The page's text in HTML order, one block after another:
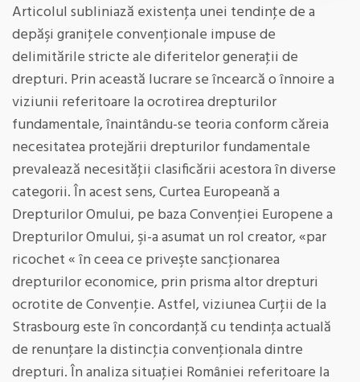
Articolul subliniază existenţa unei tendinţe de a
depăşi graniţele convenţionale impuse de
delimitările stricte ale diferitelor generaţii de
drepturi. Prin această lucrare se încearcă o înnoire a
viziunii referitoare la ocrotirea drepturilor
fundamentale, înaintându-se teoria conform căreia
necesitatea protejării drepturilor fundamentale
prevalează necesităţii clasificării acestora în diverse
categorii. În acest sens, Curtea Europeană a
Drepturilor Omului, pe baza Convenţiei Europene a
Drepturilor Omului, şi-a asumat un rol creator, «par
ricochet « în ceea ce priveşte sancţionarea
drepturilor economice, prin prisma altor drepturi
ocrotite de Convenţie. Astfel, viziunea Curţii de la
Strasbourg este în concordanţă cu tendinţa actuală
de renunţare la distincţia convenţionala dintre
drepturi. În analiza situaţiei României referitoare la